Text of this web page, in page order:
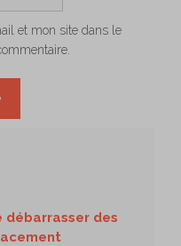
et mon site dans le
débarrasser des